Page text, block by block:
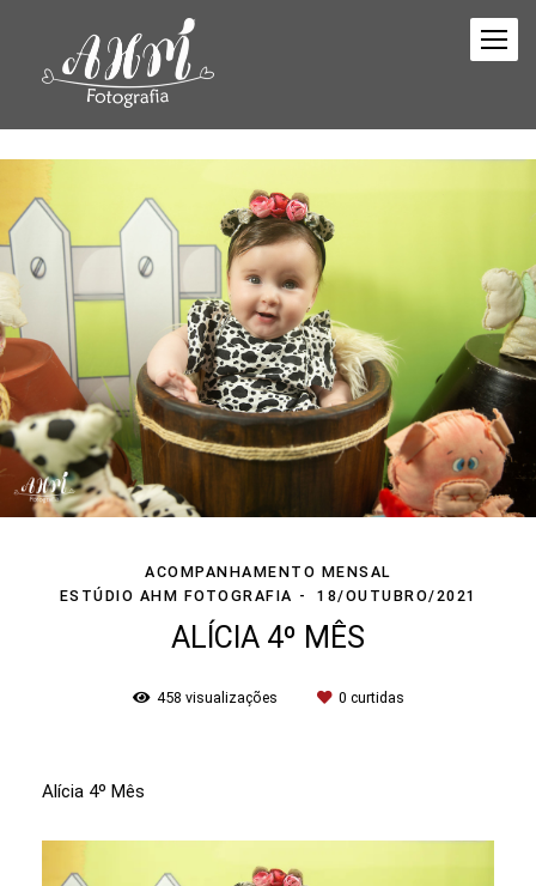
ACOMPANHAMENTO MENSAL
ESTÚDIO AHM FOTOGRAFIA
18/OUTUBRO/2021
ALÍCIA 4º MÊS
458 visualizações 0 curtidas
Alícia 4º Mês